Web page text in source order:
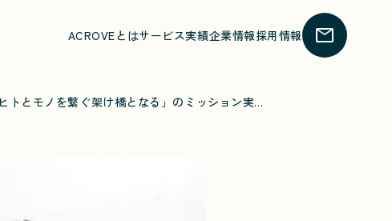
ACROVEとはサービス実績企業情報採用情報
株式会社ACROVE、シリーズAで総額5億円超の資金調達を発表。「ヒトとモノを繋ぐ架け橋となる」のミッション実現に向け、ECプラットフォーム事業の展開を拡大へ。